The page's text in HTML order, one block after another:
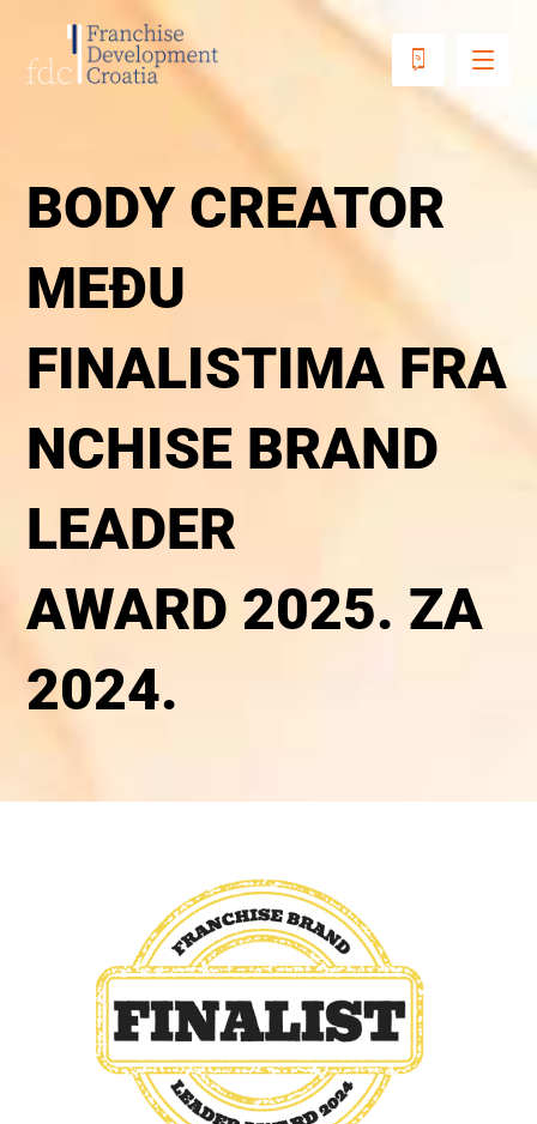
BODY CREATOR
MEĐU
FINALISTIMA FRA
NCHISE BRAND
LEADER
AWARD 2025. ZA
2024.